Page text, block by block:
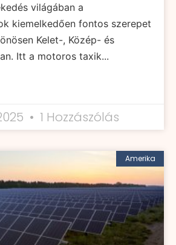
világában a
kiemelkedően fontos szerepet
Kelet-, Közép- és
Itt a motoros taxik...
1 Hozzászólás
Amerika